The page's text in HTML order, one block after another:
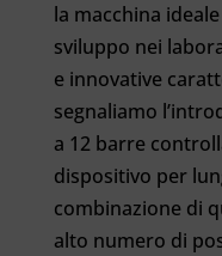
la macchina
sviluppo nei
e innovative
segnaliamo
a 12 barre
dispositivo per
combinazione di
alto numero di